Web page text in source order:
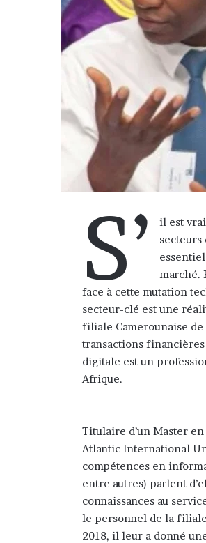
S’
il est
secteurs
marché.
face à cette mutation
secteur-clé est une
filiale Camerounaise de
transactions
digitale est un
Afrique.
Titulaire d’un Master
Atlantic International
compétences en
entre autres) parlent
connaissances au
le personnel de la
2018, il leur a donné
« Cette plateforme va
regard porté sur la diaspora »
samir Bouzidi se confie sur
jesuisaucameroun com